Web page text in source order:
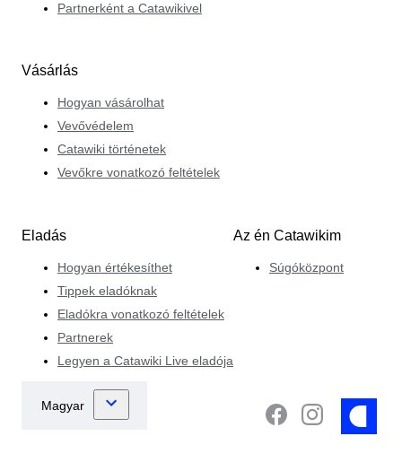
Partnerként a Catawikivel
Vásárlás
Hogyan vásárolhat
Vevővédelem
Catawiki történetek
Vevőkre vonatkozó feltételek
Eladás
Hogyan értékesíthet
Tippek eladóknak
Eladókra vonatkozó feltételek
Partnerek
Legyen a Catawiki Live eladója
Az én Catawikim
Súgóközpont